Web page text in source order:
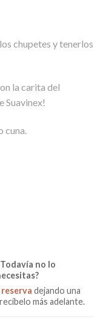
chupetes y tenerlos
la carita del
Suavinex!
no lo
dejando una
más adelante.